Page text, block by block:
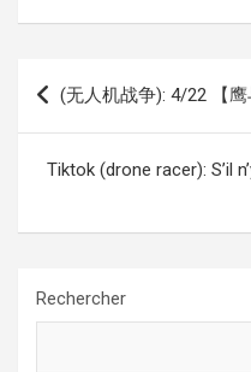
Navigation
de
l’article
(无人机战争): 4/22 【
Tiktok (drone racer): S’il
Rechercher